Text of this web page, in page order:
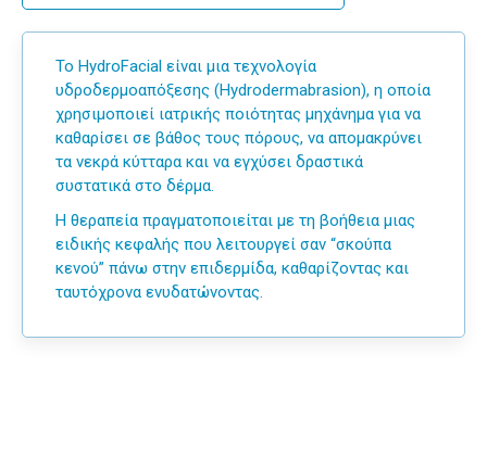
Το HydroFacial είναι μια τεχνολογία
υδροδερμοαπόξεσης (Hydrodermabrasion), η οποία
χρησιμοποιεί ιατρικής ποιότητας μηχάνημα για να
καθαρίσει σε βάθος τους πόρους, να απομακρύνει
τα νεκρά κύτταρα και να εγχύσει δραστικά
συστατικά στο δέρμα.
Η θεραπεία πραγματοποιείται με τη βοήθεια μιας
ειδικής κεφαλής που λειτουργεί σαν “σκούπα
κενού” πάνω στην επιδερμίδα, καθαρίζοντας και
ταυτόχρονα ενυδατώνοντας.